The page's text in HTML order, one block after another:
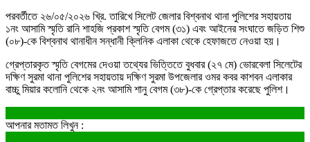
পরবর্তীতে ২৬/০৫/২০২৬ খ্রি. তারিখে সিলেট জেলার বিশ্বনাথ থানা পুলিশের সহায়তায়
১নং আসামি স্মৃতি রানি শাহজি প্রকাশ স্মৃতি বেগম (৩১) এবং আইনের সংঘাতে জড়িত শিশু
(০৮)-কে বিশ্বনাথ থানাধীন সন্ধানী ক্লিনিক এলাকা থেকে হেফাজতে নেওয়া হয়।
গ্রেপ্তারকৃত স্মৃতি বেগমের দেওয়া তথ্যের ভিত্তিতে বুধবার (২৭ মে) ভোরবেলা সিলেটের
দক্ষিণ সুরমা থানা পুলিশের সহায়তায় দক্ষিণ সুরমা উপজেলার ওমর কবর কাশবন এলাকার
বাচ্চু মিয়ার কলোনি থেকে ২নং আসামি শানু বেগম (৩৮)-কে গ্রেপ্তার করেছে পুলিশ।
আপনার মতামত লিখুন :